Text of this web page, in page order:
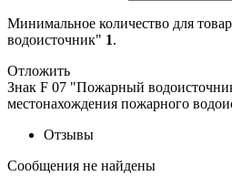
Минимальное количество для
водоисточник" 1.
Отложить
Знак F 07 "Пожарный
местонахождения пожарного
Отзывы
Сообщения не найдены